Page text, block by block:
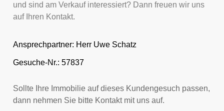
und sind am Verkauf interessiert? Dann freuen wir uns
auf Ihren Kontakt.
Ansprechpartner: Herr Uwe Schatz
Gesuche-Nr.: 57837
Sollte Ihre Immobilie auf dieses Kundengesuch passen,
dann nehmen Sie bitte Kontakt mit uns auf.